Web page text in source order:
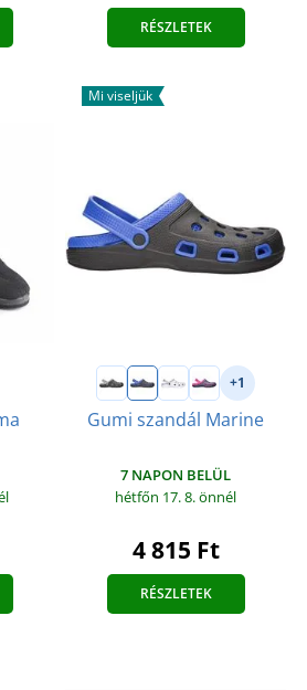
RÉSZLETEK
Mi viseljük
+1
Gumi szandál Marine
7 NAPON BELÜL
hétfőn 17. 8.önnél
4 815 Ft
RÉSZLETEK